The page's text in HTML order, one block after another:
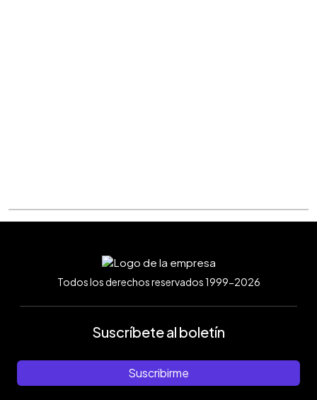
Todos los derechos reservados 1999-2026
Suscríbete al boletín
Suscribirme